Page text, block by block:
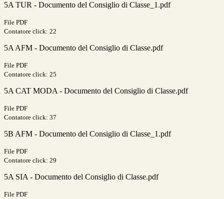
5A TUR - Documento del Consiglio di Classe_1.pdf
File PDF
Contatore click: 22
5A AFM - Documento del Consiglio di Classe.pdf
File PDF
Contatore click: 25
5A CAT MODA - Documento del Consiglio di Classe.pdf
File PDF
Contatore click: 37
5B AFM - Documento del Consiglio di Classe_1.pdf
File PDF
Contatore click: 29
5A SIA - Documento del Consiglio di Classe.pdf
File PDF